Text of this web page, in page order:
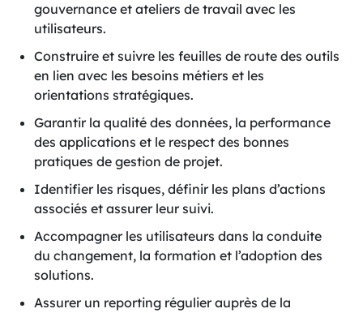
gouvernance et ateliers de travail avec les
utilisateurs.
Construire et suivre les feuilles de route des outils
en lien avec les besoins métiers et les
orientations stratégiques.
Garantir la qualité des données, la performance
des applications et le respect des bonnes
pratiques de gestion de projet.
Identifier les risques, définir les plans d’actions
associés et assurer leur suivi.
Accompagner les utilisateurs dans la conduite
du changement, la formation et l’adoption des
solutions.
Assurer un reporting régulier auprès de la